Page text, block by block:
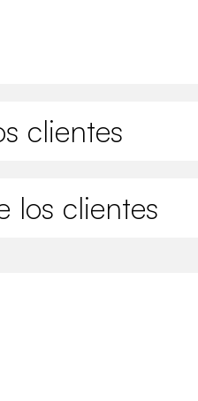
clientes
los clientes